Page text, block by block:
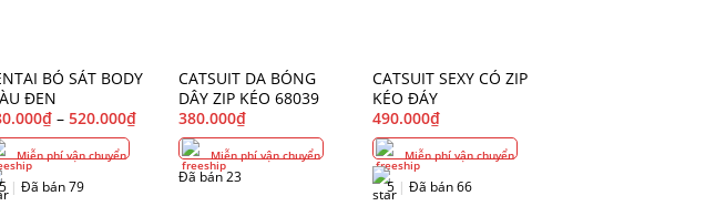
BÓ SÁT BODY
ĐEN
₫ – 520.000₫
Miễn phí vận chuyển
| Đã bán 79
CATSUIT DA BÓNG
DÂY ZIP KÉO 68039
380.000₫
Miễn phí vận chuyển
Đã bán 23
CATSUIT SEXY CÓ ZIP
KÉO ĐÁY
490.000₫
Miễn phí vận chuyển
5 | Đã bán 66